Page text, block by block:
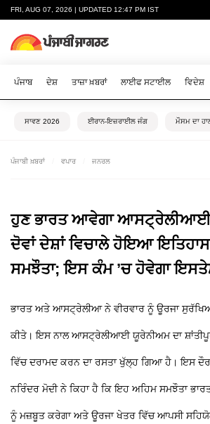
FRI, AUG 07, 2026 | UPDATED 12:47 PM IST
ਪੰਜਾਬ ਦੇਸ਼ ਤਾਜ਼ਾ ਖ਼ਬਰਾਂ ਲਾਈਫ ਸਟਾਈਲ ਵਿਦੇਸ਼
ਸਾਵਣ 2026 ਈਰਾਨ-ਇਜ਼ਰਾਈਲ ਜੰਗ ਮੌਸਮ ਦਾ
ਪੰਜਾਬੀ ਖ਼ਬਰਾਂ ਵਪਾਰ ਜਨਰਲ
ਹੁਣ ਭਾਰਤ ਆਵੇਗਾ
ਦੋਵਾਂ ਦੇਸ਼ਾਂ ਵਿਚਾਲੇ ਹੋਇਆ
ਸਮਝੌਤਾ; ਇਸ ਕੰਮ ’ਚ ਹੋਵੇਗਾ
ਭਾਰਤ ਅਤੇ ਆਸਟ੍ਰੇਲੀਆ ਨੇ ਵੀਰਵਾਰ ਨੂੰ ਊਰਜਾ
ਕੀਤੇ। ਇਸ ਨਾਲ ਆਸਟ੍ਰੇਲੀਆਈ ਯੂਰੇਨੀਅਮ ਦਾ
ਵਿੱਚ ਦਰਾਮਦ ਕਰਨ ਦਾ ਰਸਤਾ ਖੁੱਲ੍ਹ ਗਿਆ ਹੈ। ਇਸ
ਨਰਿੰਦਰ ਮੋਦੀ ਨੇ ਕਿਹਾ ਹੈ ਕਿ ਇਹ ਅਹਿਮ ਸਮਝੌਤਾ
ਨੂੰ ਮਜ਼ਬੂਤ ਕਰੇਗਾ ਅਤੇ ਊਰਜਾ ਖੇਤਰ ਵਿੱਚ ਆਪਸੀ